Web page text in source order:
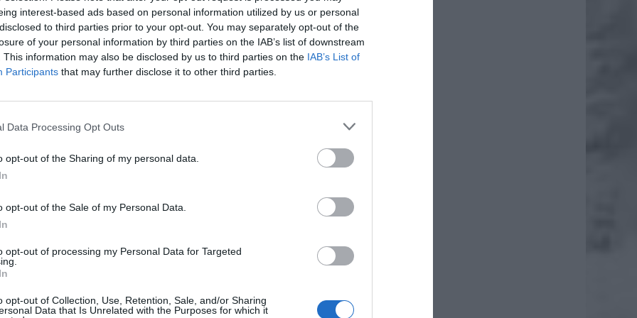
interest-based ads based on personal information utilized by us or personal
to third parties prior to your opt-out. You may separately opt-out of the
of your personal information by third parties on the IAB’s list of downstream
This information may also be disclosed by us to third parties on the IAB’s List of
Participants that may further disclose it to other third parties.
Data Processing Opt Outs
opt-out of the Sharing of my personal data.
opt-out of the Sale of my Personal Data.
opt-out of processing my Personal Data for Targeted
opt-out of Collection, Use, Retention, Sale, and/or Sharing
Data that Is Unrelated with the Purposes for which it
Fot. Shutterstock
swoją prognozę biorąc po uwagę kluczowe czynniki, jak
ochrony zdrowia, obostrzenia czy program szczepień.